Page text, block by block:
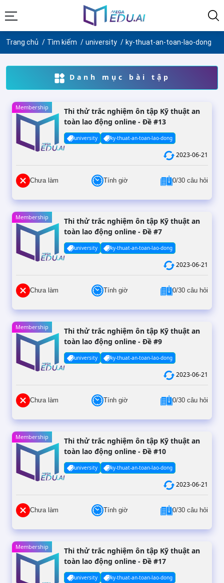
Trang chủ Tìm kiếm university ky-thuat-an-toan-lao-dong
Danh mục bài tập
Membership
Thi thử trắc nghiệm ôn tập Kỹ thuật an
toàn lao động online - Đề #13
university ky-thuat-an-toan-lao-dong
2023-06-21
Chưa làm Tính giờ 0/30 câu hỏi
Membership
Thi thử trắc nghiệm ôn tập Kỹ thuật an
toàn lao động online - Đề #7
university ky-thuat-an-toan-lao-dong
2023-06-21
Chưa làm Tính giờ 0/30 câu hỏi
Membership
Thi thử trắc nghiệm ôn tập Kỹ thuật an
toàn lao động online - Đề #9
university ky-thuat-an-toan-lao-dong
2023-06-21
Chưa làm Tính giờ 0/30 câu hỏi
Membership
Thi thử trắc nghiệm ôn tập Kỹ thuật an
toàn lao động online - Đề #10
university ky-thuat-an-toan-lao-dong
2023-06-21
Chưa làm Tính giờ 0/30 câu hỏi
Membership
Thi thử trắc nghiệm ôn tập Kỹ thuật an
toàn lao động online - Đề #17
university ky-thuat-an-toan-lao-dong